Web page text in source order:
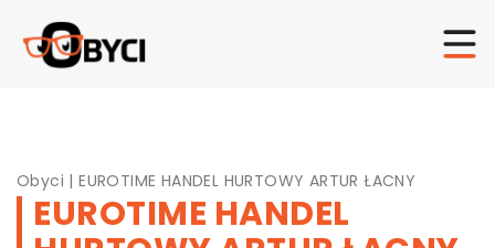
Obyci |EUROTIME HANDEL HURTOWY ARTUR ŁACNY
EUROTIME HANDEL